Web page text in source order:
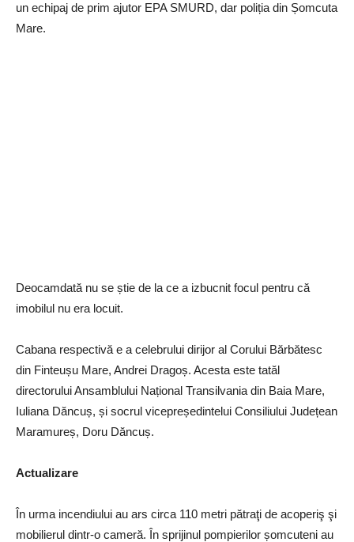
un echipaj de prim ajutor EPA SMURD, dar poliția din Șomcuta
Mare.
Deocamdată nu se știe de la ce a izbucnit focul pentru că
imobilul nu era locuit.
Cabana respectivă e a celebrului dirijor al Corului Bărbătesc
din Finteușu Mare, Andrei Dragoș. Acesta este tatăl
directorului Ansamblului Național Transilvania din Baia Mare,
Iuliana Dăncuș, și socrul vicepreședintelui Consiliului Județean
Maramureș, Doru Dăncuș.
Actualizare
În urma incendiului au ars circa 110 metri pătraţi de acoperiş şi
mobilierul dintr-o cameră. În sprijinul pompierilor șomcuteni au